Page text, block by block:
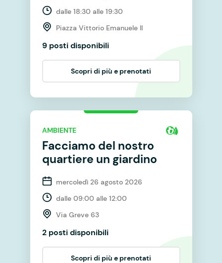
dalle 18:30 alle 19:30
Piazza Vittorio Emanuele II
9 posti disponibili
Scopri di più e prenotati
AMBIENTE
Facciamo del nostro
quartiere un giardino
mercoledì 26 agosto 2026
dalle 09:00 alle 12:00
Via Greve 63
2 posti disponibili
Scopri di più e prenotati